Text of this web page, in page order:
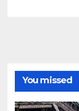
You missed